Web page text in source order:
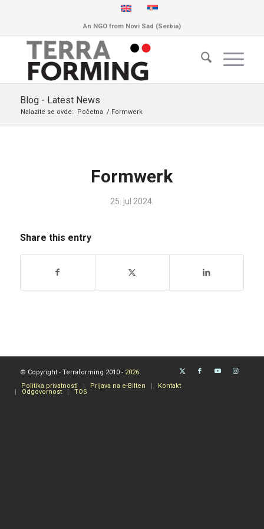
An NGO from Novi Sad (Serbia)
Blog - Latest News
Nalazite se ovde: Početna / Formwerk
Formwerk
25. jul 2024.
Share this entry
© Copyright - Terraforming 2010 - 2026
Politika privatnosti
Prijava na e-Bilten Kontakt
Odgovornost TOS